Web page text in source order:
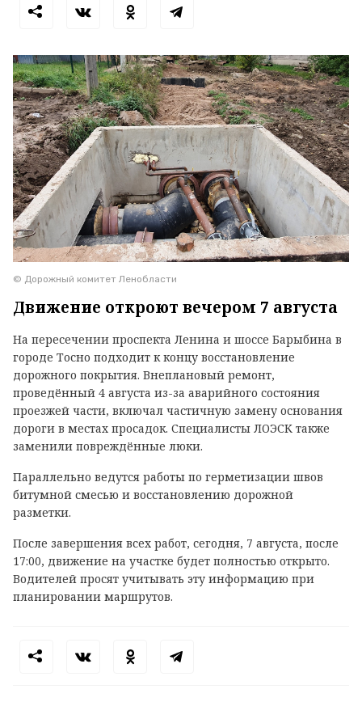
© Дорожный комитет Ленобласти
Движение откроют вечером 7 августа
На пересечении проспекта Ленина и шоссе Барыбина в
городе Тосно подходит к концу восстановление
дорожного покрытия. Внеплановый ремонт,
проведённый 4 августа из-за аварийного состояния
проезжей части, включал частичную замену основания
дороги в местах просадок. Специалисты ЛОЭСК также
заменили повреждённые люки.
Параллельно ведутся работы по герметизации швов
битумной смесью и восстановлению дорожной
разметки.
После завершения всех работ, сегодня, 7 августа, после
17:00, движение на участке будет полностью открыто.
Водителей просят учитывать эту информацию при
планировании маршрутов.